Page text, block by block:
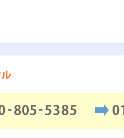
※受託地区・受
ンクをご確認
ますので、そちらを使用して
※納付が困難な場合は、必ず
※お手元に納付書や免除等申請